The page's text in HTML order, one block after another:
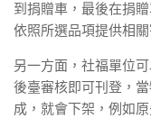
到捐贈車，最後在捐
依照所選品項提供相
另一方面，社福單位
後臺審核即可刊登，
成，就會下架，例如